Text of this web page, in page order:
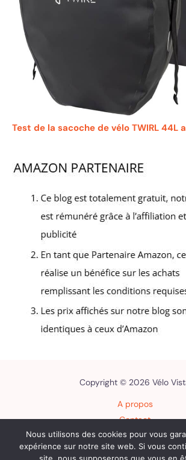
Test de la sacoche de vélo TWIRL 44L
Copyright © 2026 Vélo
A propos
Contact
Plan du site
Mentions légales
Nous utilisons des cookies pour vous
expérience sur notre site web. Si vous